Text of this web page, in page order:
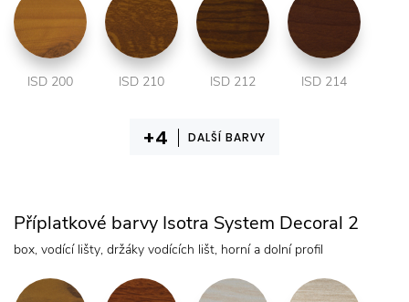
ISD 200 ISD 210 ISD 212 ISD 214
DALŠÍ BARVY
Příplatkové barvy Isotra System Decoral 2
box, vodící lišty, držáky vodících lišt, horní a dolní profil